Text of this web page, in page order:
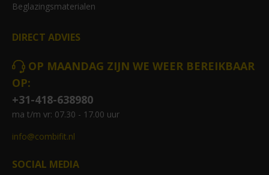
Beglazingsmaterialen
DIRECT ADVIES
OP MAANDAG ZIJN WE WEER BEREIKBAAR
OP:
+31-418-638980
ma t/m vr: 07.30 - 17.00 uur
info@combifit.nl
SOCIAL MEDIA